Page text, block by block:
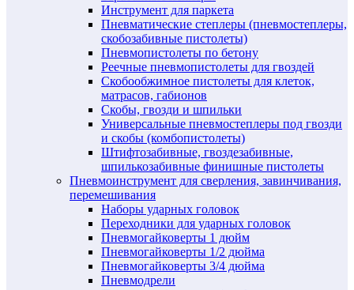
Инструмент для паркета
Пневматические степлеры (пневмостеплеры,
скобозабивные пистолеты)
Пневмопистолеты по бетону
Реечные пневмопистолеты для гвоздей
Скобообжимное пистолеты для клеток,
матрасов, габионов
Скобы, гвозди и шпильки
Универсальные пневмостеплеры под гвозди
и скобы (комбопистолеты)
Штифтозабивные, гвоздезабивные,
шпилькозабивные финишные пистолеты
Пневмоинструмент для сверления, завинчивания,
перемешивания
Наборы ударных головок
Переходники для ударных головок
Пневмогайковерты 1 дюйм
Пневмогайковерты 1/2 дюйма
Пневмогайковерты 3/4 дюйма
Пневмодрели